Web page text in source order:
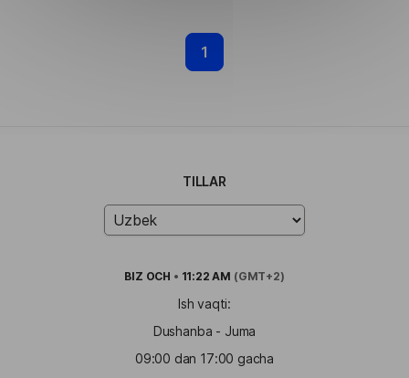
1
TILLAR
BIZ OCH • 11:22 AM (GMT+2)
Ish vaqti:
Dushanba - Juma
09:00 dan 17:00 gacha